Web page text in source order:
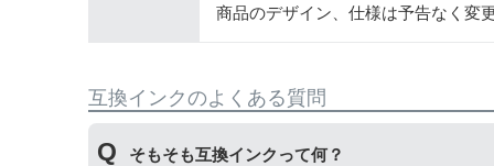
商品のデザイン、仕様は予告なく変
互換インクのよくある質問
そもそも互換インクって何？